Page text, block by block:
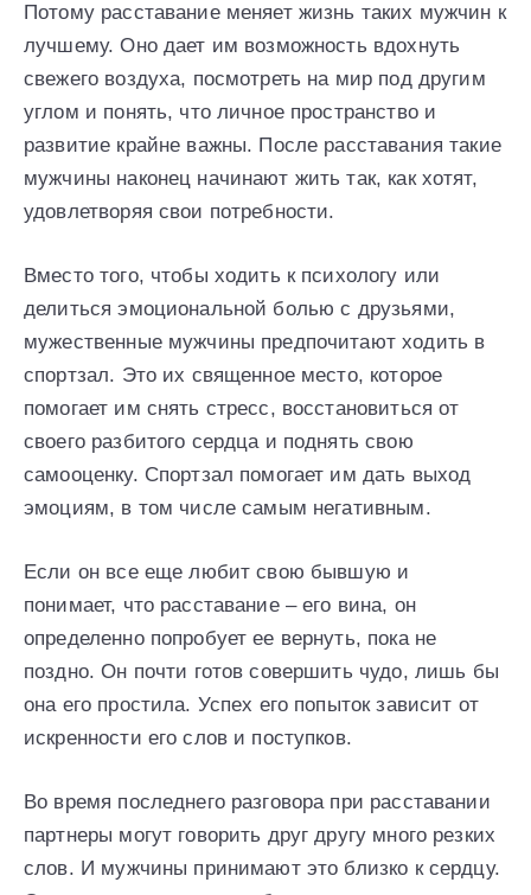
Потому расставание меняет жизнь таких мужчин к
лучшему. Оно дает им возможность вдохнуть
свежего воздуха, посмотреть на мир под другим
углом и понять, что личное пространство и
развитие крайне важны. После расставания такие
мужчины наконец начинают жить так, как хотят,
удовлетворяя свои потребности.
Вместо того, чтобы ходить к психологу или
делиться эмоциональной болью с друзьями,
мужественные мужчины предпочитают ходить в
спортзал. Это их священное место, которое
помогает им снять стресс, восстановиться от
своего разбитого сердца и поднять свою
самооценку. Спортзал помогает им дать выход
эмоциям, в том числе самым негативным.
Если он все еще любит свою бывшую и
понимает, что расставание – его вина, он
определенно попробует ее вернуть, пока не
поздно. Он почти готов совершить чудо, лишь бы
она его простила. Успех его попыток зависит от
искренности его слов и поступков.
Во время последнего разговора при расставании
партнеры могут говорить друг другу много резких
слов. И мужчины принимают это близко к сердцу.